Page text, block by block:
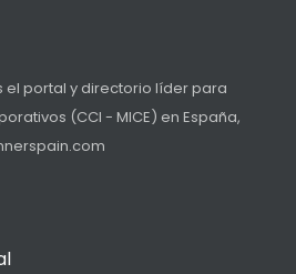
el portal y directorio líder para
(CCI - MICE) en España,